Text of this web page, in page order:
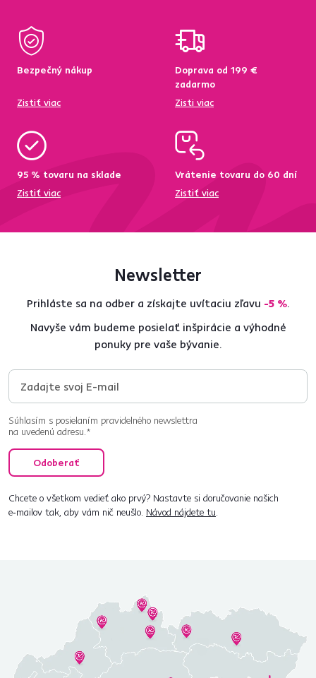
Bezpečný nákup
Zistiť viac
Doprava od 199 €
zadarmo
Zisti viac
95 % tovaru na sklade
Zistiť viac
Vrátenie tovaru do 60 dní
Zistiť viac
Newsletter
Prihláste sa na odber a získajte uvítaciu zľavu -5 %.
Navyše vám budeme posielať inšpirácie a výhodné
ponuky pre vaše bývanie.
Súhlasím s posielaním pravidelného newslettra
na uvedenú adresu.*
Odoberať
Chcete o všetkom vedieť ako prvý? Nastavte si doručovanie našich
e‑mailov tak, aby vám nič neušlo. Návod nájdete tu.